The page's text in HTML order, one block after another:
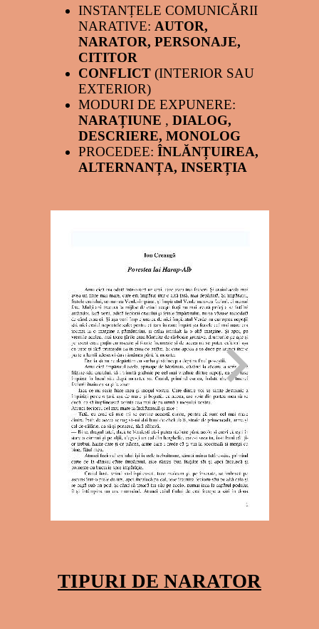
INSTANȚELE COMUNICĂRII
NARATIVE: AUTOR,
NARATOR, PERSONAJE,
CITITOR
CONFLICT (INTERIOR SAU
EXTERIOR)
MODURI DE EXPUNERE:
NARAȚIUNE , DIALOG,
DESCRIERE, MONOLOG
PROCEDEE: ÎNLĂNȚUIREA,
ALTERNANȚA, INSERȚIA
TIPURI DE NARATOR